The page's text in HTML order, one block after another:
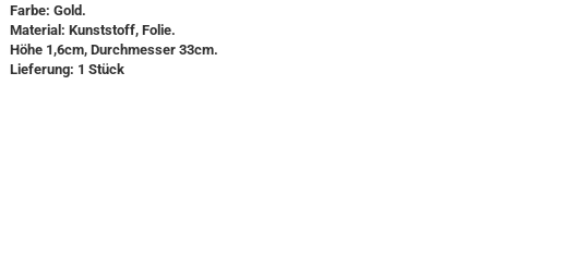
Farbe: Gold.
Material: Kunststoff, Folie.
Höhe 1,6cm, Durchmesser 33cm.
Lieferung: 1 Stück